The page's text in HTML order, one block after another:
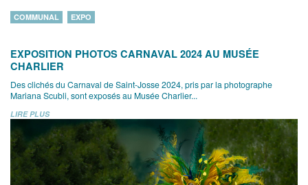
COMMUNAL EXPO
EXPOSITION PHOTOS CARNAVAL 2024 AU MUSÉE
CHARLIER
Des clichés du Carnaval de Saint-Josse 2024, pris par la photographe
Mariana Scubli, sont exposés au Musée Charlier...
LIRE PLUS